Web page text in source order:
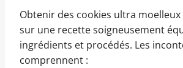
Obtenir des cookies ultra moelleux
sur une recette soigneusement
ingrédients et procédés. Les
comprennent :